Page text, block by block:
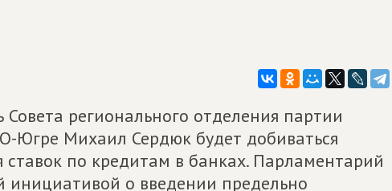
регионального отделения партии
Югре Михаил Сердюк будет добиваться
ставок по кредитам в банках. Парламентарий
инициативой о введении предельно